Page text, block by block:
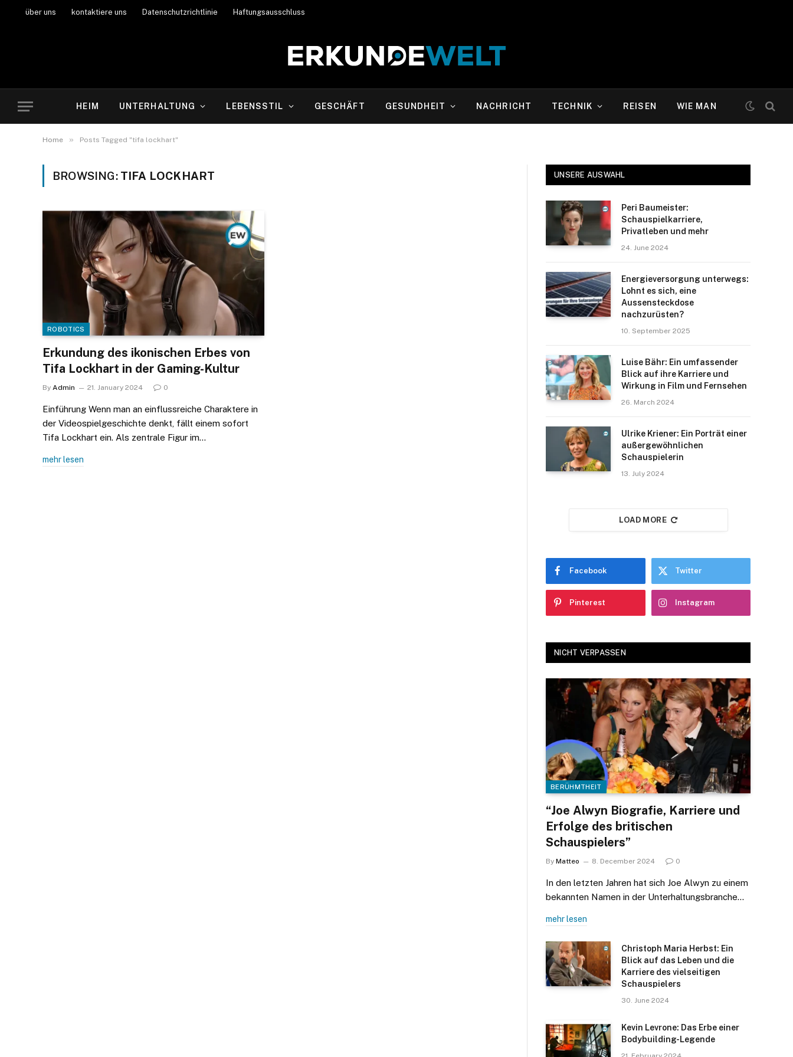
über uns kontaktiere uns Datenschutzrichtlinie Haftungsausschluss
HEIM UNTERHALTUNG LEBENSSTIL GESCHÄFT GESUNDHEIT NACHRICHT TECHNIK REISEN WIE MAN
Home » Posts Tagged "tifa lockhart"
BROWSING: TIFA LOCKHART
ROBOTICS
Erkundung des ikonischen Erbes von
Tifa Lockhart in der Gaming-Kultur
By Admin 21. January 2024 0
Einführung Wenn man an einflussreiche Charaktere in
der Videospielgeschichte denkt, fällt einem sofort
Tifa Lockhart ein. Als zentrale Figur im…
mehr lesen
UNSERE AUSWAHL
Peri Baumeister:
Schauspielkarriere,
Privatleben und mehr
24. June 2024
Energieversorgung unterwegs:
Lohnt es sich, eine
Aussensteckdose
nachzurüsten?
10. September 2025
Luise Bähr: Ein umfassender
Blick auf ihre Karriere und
Wirkung in Film und Fernsehen
26. March 2024
Ulrike Kriener: Ein Porträt einer
außergewöhnlichen
Schauspielerin
13. July 2024
LOAD MORE
Facebook Twitter
Pinterest Instagram
NICHT VERPASSEN
BERÜHMTHEIT
“Joe Alwyn Biografie, Karriere und
Erfolge des britischen
Schauspielers”
By Matteo 8. December 2024 0
In den letzten Jahren hat sich Joe Alwyn zu einem
bekannten Namen in der Unterhaltungsbranche…
mehr lesen
Christoph Maria Herbst: Ein
Blick auf das Leben und die
Karriere des vielseitigen
Schauspielers
30. June 2024
Kevin Levrone: Das Erbe einer
Bodybuilding-Legende